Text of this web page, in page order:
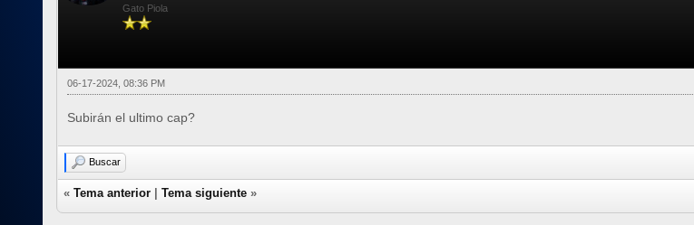
Gato Piola
06-17-2024, 08:36 PM
Subirán el ultimo cap?
Buscar
« Tema anterior Tema siguiente »